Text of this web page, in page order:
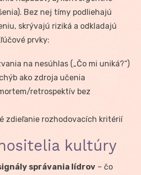
Bez nej tímy podliehajú
skrývajú riziká a odkladajú
prvky:
na nesúhlas („Čo mi uniká?“)
ako zdroja učenia
retrospektív bez
zdieľanie rozhodovacích kritérií
kultúry
správania lídrov – čo